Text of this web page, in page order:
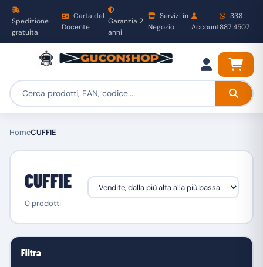
Spedizione
gratuita
Carta del
Docente
Garanzia 2
anni
Servizi in
Negozio
Account
338
887 4507
HomeCUFFIE
CUFFIE
0 prodotti
Filtra